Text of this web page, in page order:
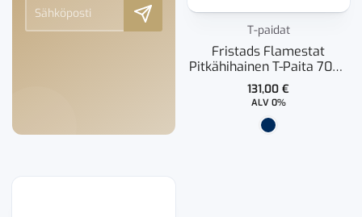
T-paidat
Fristads Flamestat
Pitkähihainen T-Paita 7098
TFLH Naisten
131,00€
ALV 0%